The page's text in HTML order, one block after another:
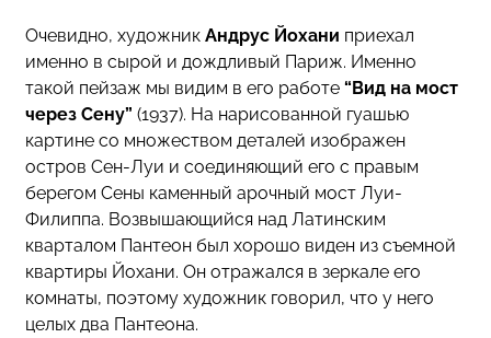
Очевидно, художникАндрус Йохани приехал
именно в сырой и дождливый Париж. Именно
такой пейзаж мы видим в его работе“Вид на мост
через Сену” (1937). На нарисованной гуашью
картине со множеством деталей изображен
остров Сен-Луи и соединяющий его с правым
берегом Сены каменный арочный мост Луи-
Филиппа. Возвышающийся над Латинским
кварталом Пантеон был хорошо виден из съемной
квартиры Йохани. Он отражался в зеркале его
комнаты, поэтому художник говорил, что у него
целых два Пантеона.